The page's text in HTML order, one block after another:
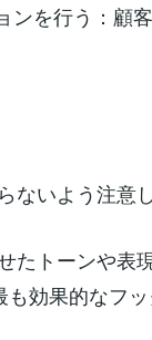
ンを行う：顧
ないよう注
たトーンや表
効果的なフ